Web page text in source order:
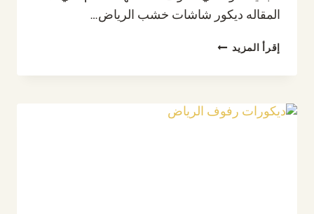
المقاله ديكور شاشات خشب الرياض…
إقرأ المزيد ديكور
خشب
ت: